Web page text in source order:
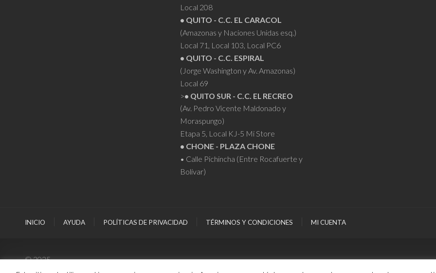
Local 208
• QUITO - C.C. EL CARACOL
(Amazonas y Naciones Unidas esq.)
Local 71, Local 103, Local PC6
• QUITO - C.C. ESPIRAL
(Jorge Washington y Av. Amazonas)
Local 69
>• QUITO SUR - C.C. EL RECREO
(Av. Pedro Vicente Maldonado y
Moraspungo)
Etapa 5, Local KJ-5 Mi Store
• CHONE - PLAZA CHONE
• Calle Pichincha (Entre Rocafuerte y
Bolívar)
INICIO AYUDA POLÍTICAS DE PRIVACIDAD TÉRMINOS Y CONDICIONES MI CUENTA
© 2025